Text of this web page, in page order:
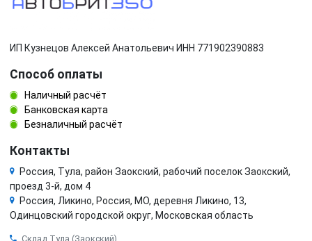
ИП Кузнецов Алексей Анатольевич ИНН 771902390883
Способ оплаты
Наличный расчёт
Банковская карта
Безналичный расчёт
Контакты
Россия, Тула, район Заокский, рабочий поселок Заокский,
проезд 3-й, дом 4
Россия, Ликино, Россия, МО, деревня Ликино, 13,
Одинцовский городской округ, Московская область
Склад Тула (Заокский)